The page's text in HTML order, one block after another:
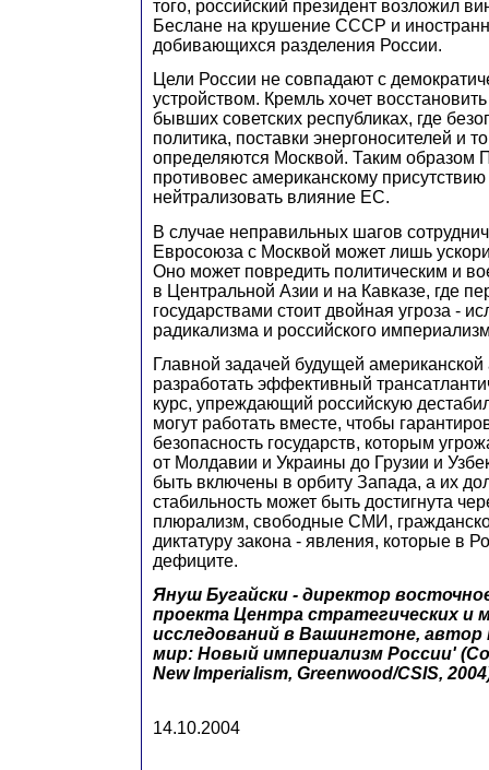
того, российский президент возложил
Беслане на крушение СССР и
добивающихся разделения России.
Цели России не совпадают с
устройством. Кремль хочет
бывших советских республиках, где
политика, поставки энергоносителей и
определяются Москвой. Таким образом
противовес американскому
нейтрализовать влияние ЕС.
В случае неправильных шагов
Евросоюза с Москвой может лишь
Оно может повредить политическим и
в Центральной Азии и на Кавказе, где
государствами стоит двойная угроза -
радикализма и российского
Главной задачей будущей
разработать эффективный
курс, упреждающий российскую
могут работать вместе, чтобы
безопасность государств, которым
от Молдавии и Украины до Грузии и
быть включены в орбиту Запада, а их
стабильность может быть достигнута
плюрализм, свободные СМИ,
диктатуру закона - явления, которые в
дефиците.
Януш Бугайски - директор
проекта Центра стратегических и
исследований в Вашингтоне, автор
мир: Новый империализм России'
New Imperialism, Greenwood/CSIS,
14.10.2004